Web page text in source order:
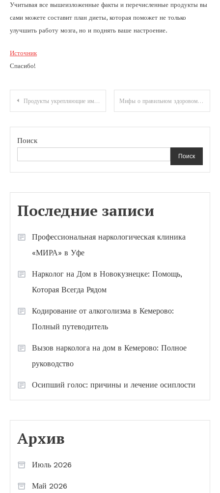
Учитывая все вышеизложенные факты и перечисленные продукты вы
сами можете составит план диеты, которая поможет не только
улучшить работу мозга, но и поднять ваше настроение.
Источник
Спасибо!
Навигация
по
записям
Продукты укрепляющие иммунитет Мифы о правильном здоровом питании
Поиск
Поиск
Последние записи
Профессиональная наркологическая клиника
«МИРА» в Уфе
Нарколог на Дом в Новокузнецке: Помощь,
Которая Всегда Рядом
Кодирование от алкоголизма в Кемерово:
Полный путеводитель
Вызов нарколога на дом в Кемерово: Полное
руководство
Осипший голос: причины и лечение осиплости
Архив
Июль 2026
Май 2026